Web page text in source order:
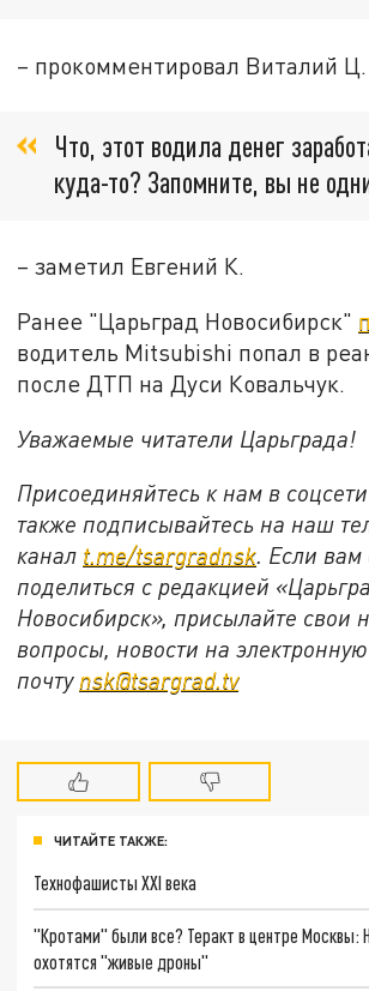
– прокомментировал Виталий Ц.
Что, этот водила денег
куда-то? Запомните, вы не
– заметил Евгений К.
Ранее "Царьград Новосибирск"
водитель Mitsubishi попал в
после ДТП на Дуси Ковальчук.
Уважаемые читатели Царьграда!
Присоединяйтесь к нам в соцсети
также подписывайтесь на наш
канал t.me/tsargradnsk. Если вам
поделиться с редакцией
Новосибирск», присылайте свои
вопросы, новости на электронную
почту nsk@tsargrad.tv
ЧИТАЙТЕ ТАКЖЕ:
Технофашисты XXI века
"Кротами" были все? Теракт в центре Москвы:
охотятся "живые дроны"